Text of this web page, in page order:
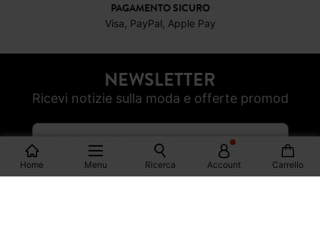
Home Menu Ricerca Account Carrello
PAGAMENTO SICURO
Visa, PayPal, Apple Pay
NEWSLETTER
Ricevi notizie sulla moda e offerte promod